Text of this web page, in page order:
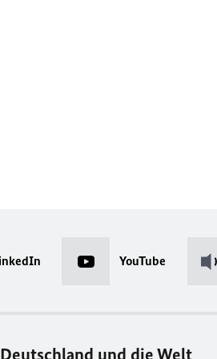
YouTube
Deutschland und die Welt